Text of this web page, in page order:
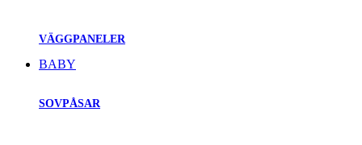
VÄGGPANELER
BABY
SOVPÅSAR